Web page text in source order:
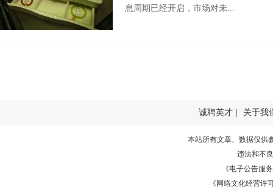
息周期已经开启，市场对未...
诚聘英才 关于我
本站所有文章、数据仅供
违法和不
《电子公告服务
《网络文化经营许